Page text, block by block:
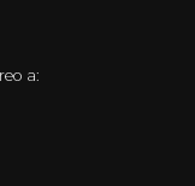
a: